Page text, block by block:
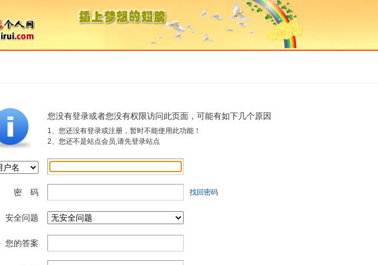
您没有登录或者您没有权限访问此页面，可能有如下几个原因
1、您还没有登录或注册，暂时不能使用此功能！
2、您还不是站点会员,请先登录站点
密 码 找回密码
安全问题
您的答案